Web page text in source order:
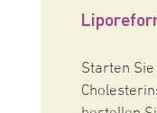
Starten